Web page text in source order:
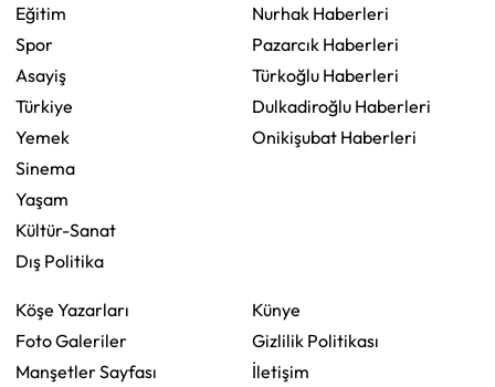
Eğitim
Spor
Asayiş
Türkiye
Yemek
Sinema
Yaşam
Kültür-Sanat
Dış Politika
Nurhak Haberleri
Pazarcık Haberleri
Türkoğlu Haberleri
Dulkadiroğlu Haberleri
Onikişubat Haberleri
Köşe Yazarları
Foto Galeriler
Manşetler Sayfası
Künye
Gizlilik Politikası
İletişim